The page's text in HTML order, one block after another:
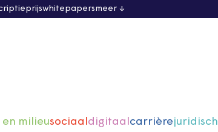
whitepapersmeer
milieusociaaldigitaalcarrièrejuridisch